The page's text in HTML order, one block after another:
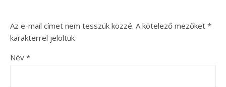
Az e-mail címet nem tesszük közzé. A kötelező mezőket *
karakterrel jelöltük
Név *